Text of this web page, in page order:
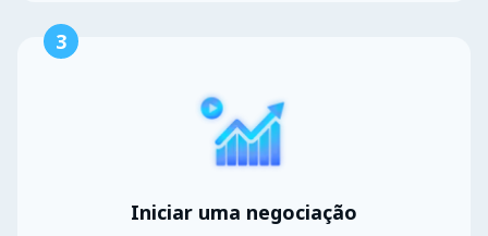
3
Iniciar uma negociação